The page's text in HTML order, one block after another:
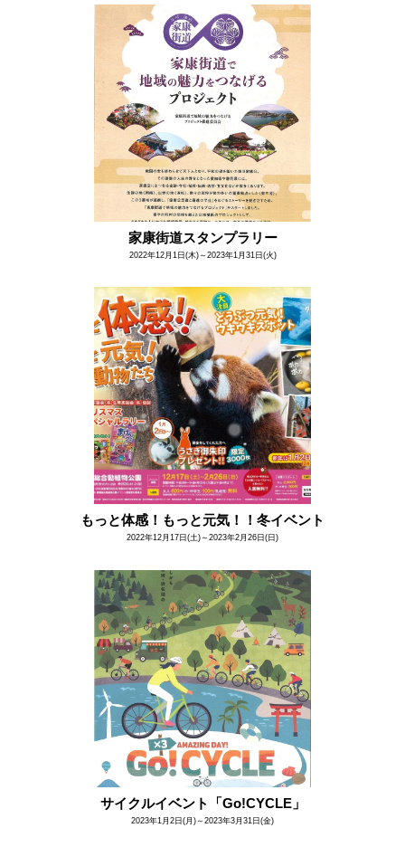
家康街道スタンプラリー
2022年12月1日(木)～2023年1月31日(火)
もっと体感！もっと元気！！冬イベント
2022年12月17日(土)～2023年2月26日(日)
サイクルイベント「Go!CYCLE」
2023年1月2日(月)～2023年3月31日(金)